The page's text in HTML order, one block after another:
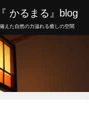
かるまる』blog
えた自然の力溢れる癒しの空間